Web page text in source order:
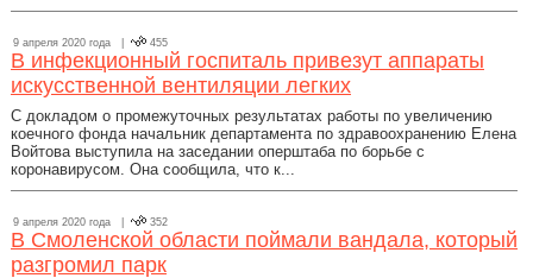
9 апреля 2020 года | 455
В инфекционный госпиталь привезут аппараты
искусственной вентиляции легких
С докладом о промежуточных результатах работы по увеличению
коечного фонда начальник департамента по здравоохранению Елена
Войтова выступила на заседании оперштаба по борьбе с
коронавирусом. Она сообщила, что к...
9 апреля 2020 года | 352
В Смоленской области поймали вандала, который
разгромил парк